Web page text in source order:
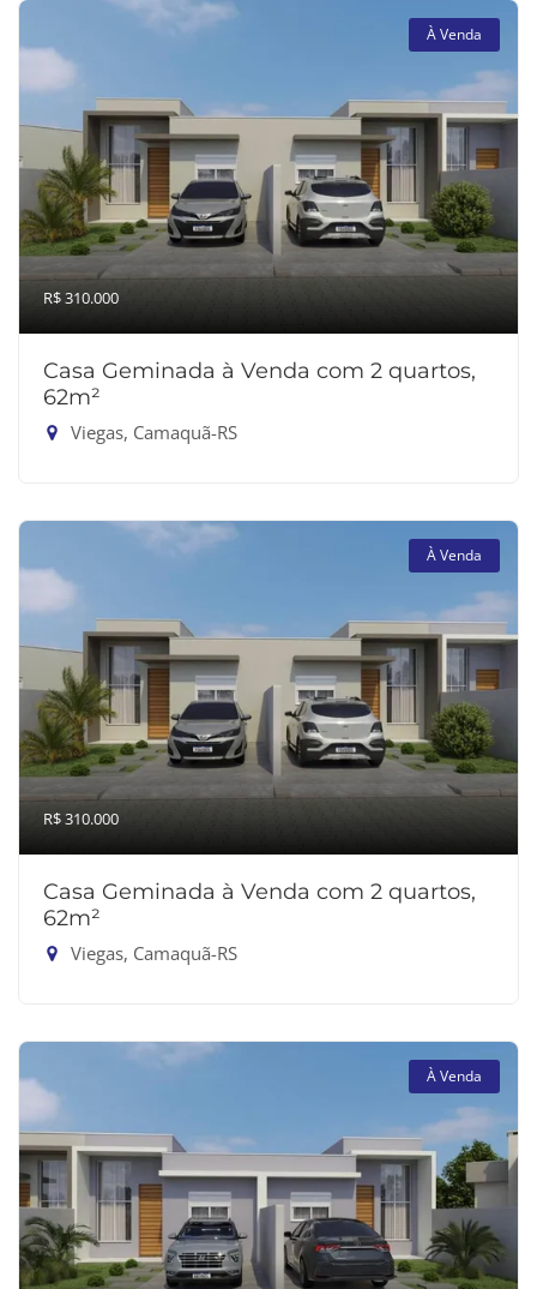
À Venda
R$ 310.000
Casa Geminada à Venda com 2 quartos,
62m²
Viegas, Camaquã-RS
À Venda
R$ 310.000
Casa Geminada à Venda com 2 quartos,
62m²
Viegas, Camaquã-RS
À Venda